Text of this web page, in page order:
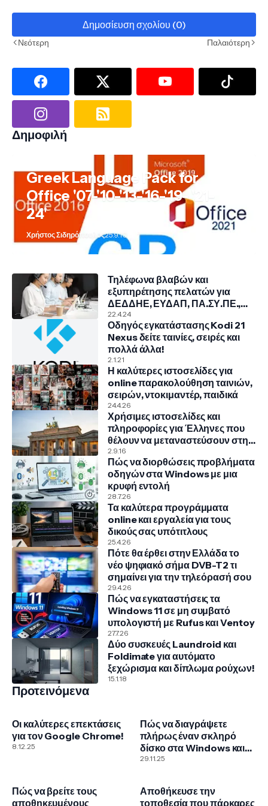
Δημοσίευση σχολίου (0)
Νεότερη Παλαιότερη
Δημοφιλή
Greek Language Pack for
Office '07-'10-'13-'16-'19- '21-
24'
Χρήστος Σιδηρόπουλος25.9.10
Τηλέφωνα βλαβών και
εξυπηρέτησης πελατών για
ΔΕΔΔΗΕ, ΕΥΔΑΠ, ΠΑ.ΣΥ.ΠΕ.,
COSMOTE, NOVA, VODAFONE
22.4.24
Οδηγός εγκατάστασης Kodi 21
Nexus δείτε ταινίες, σειρές και
πολλά άλλα!
2.1.21
Η καλύτερες ιστοσελίδες για
online παρακολούθηση ταινιών,
σειρών, ντοκιμαντέρ, παιδικά
24.4.26
Χρήσιμες ιστοσελίδες και
πληροφορίες για Έλληνες που
θέλουν να μεταναστεύσουν στην
Γερμανία
2.9.16
Πώς να διορθώσεις προβλήματα
οδηγών στα Windows με μια
κρυφή εντολή
28.7.26
Τα καλύτερα προγράμματα
online και εργαλεία για τους
δικούς σας υπότιτλους
25.4.26
Πότε θα έρθει στην Ελλάδα το
νέο ψηφιακό σήμα DVB-T2 τι
σημαίνει για την τηλεόρασή σου
29.4.26
Πώς να εγκαταστήσεις τα
Windows 11 σε μη συμβατό
υπολογιστή με Rufus και Ventoy
27.7.26
Δύο συσκευές Laundroid και
Foldimate για αυτόματο
ξεχώρισμα και δίπλωμα ρούχων!
15.1.18
Προτεινόμενα
Οι καλύτερες επεκτάσεις
για τον Google Chrome!
8.12.25
Πώς να διαγράψετε
πλήρως έναν σκληρό
δίσκο στα Windows και
με το εργαλείο DBAN
29.11.25
Πώς να βρείτε τους
αποθηκευμένους
Αποθήκευσε την
τοποθεσία που πάρκαρες